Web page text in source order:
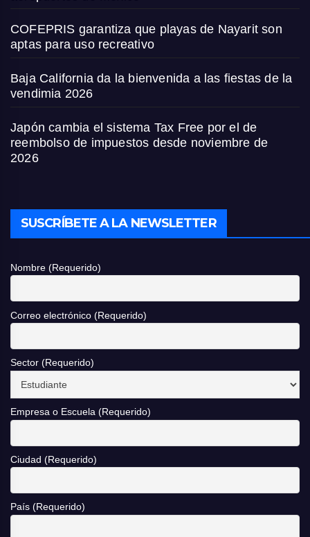
COFEPRIS garantiza que playas de Nayarit son
aptas para uso recreativo
Baja California da la bienvenida a las fiestas de la
vendimia 2026
Japón cambia el sistema Tax Free por el de
reembolso de impuestos desde noviembre de
2026
SUSCRÍBETE A LA NEWSLETTER
Nombre (Requerido)
Correo electrónico (Requerido)
Sector (Requerido)
Empresa o Escuela (Requerido)
Ciudad (Requerido)
País (Requerido)